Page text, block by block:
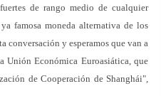
de rango medio de cualquier
famosa moneda alternativa de los
conversación y esperamos que van a
Unión Económica Euroasiática, que
de Cooperación de Shanghái",